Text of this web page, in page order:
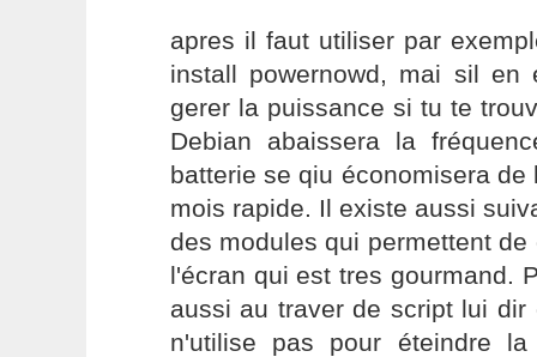
apres il faut utiliser par
install powernowd, mai sil en
gerer la puissance si tu te
Debian abaissera la
batterie se qiu économisera
mois rapide. Il existe aussi
des modules qui permettent
l'écran qui est tres gourmand.
aussi au traver de script lui
n'utilise pas pour éteindre